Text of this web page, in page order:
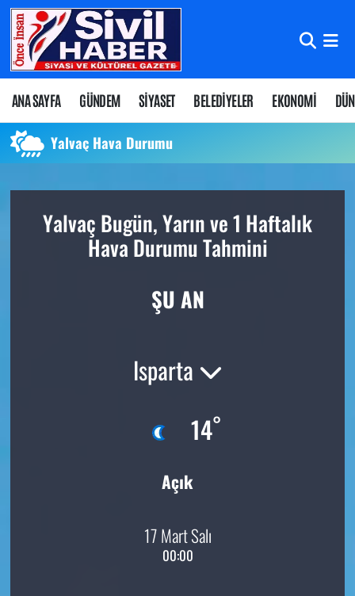
ANA SAYFA GÜNDEM SİYASET BELEDİYELER EKONOMİ
Yalvaç Hava Durumu
Yalvaç Bugün, Yarın ve 1 Haftalık
Hava Durumu Tahmini
ŞU AN
Isparta
14°
Açık
17 Mart Salı
00:00
Nöbetçi Eczaneler
Hava Durumu
Namaz Vakitleri
Süper Lig Puan Durumu ve Fikstür
Tüm Manşetler
Son Dakika Haberleri